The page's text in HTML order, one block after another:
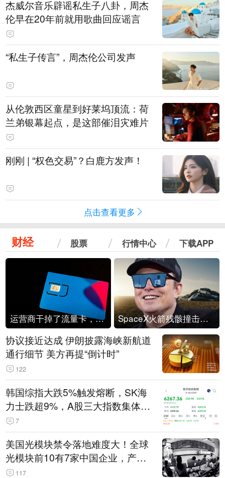
杰威尔音乐辟谣私生子八卦，周杰
伦早在20年前就用歌曲回应谣言
“私生子传言”，周杰伦公司发声
从伦敦西区童星到好莱坞顶流：荷
兰弟银幕起点，是这部催泪灾难片
刚刚 | “权色交易”？白鹿方发声！
点击查看更多
财经 股票 行情中心 下载APP
运营商干掉了流量卡，他们真的玩不起了 SpaceX火箭残骸撞击月球
协议接近达成 伊朗披露海峡新航道
通行细节 美方再提“倒计时”
122
韩国综指大跌5%触发熔断，SK海
力士跌超9%，A股三大指数集体低
开 7
美国光模块禁令落地难度大！全球
光模块前10有7家中国企业，产业
界人士：想“脱钩”并不容易
117